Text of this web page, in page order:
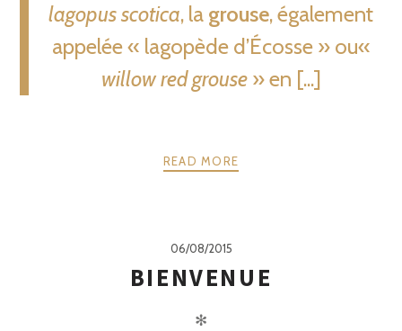
lagopus scotica, la grouse, également
appelée « lagopède d’Écosse » ou«
willow red grouse » en [...]
READ MORE
06/08/2015
BIENVENUE
✻